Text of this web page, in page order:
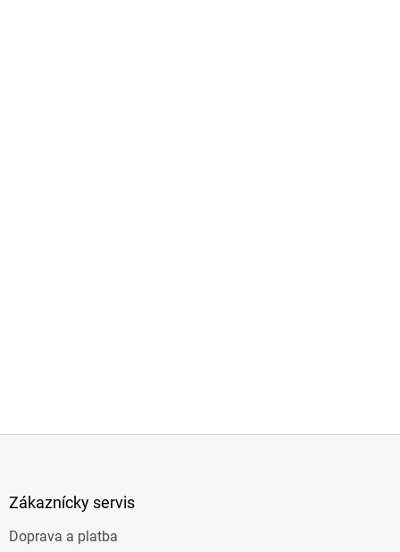
Zákaznícky servis
Doprava a platba